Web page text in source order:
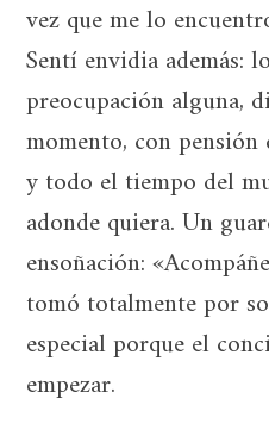
vez que me lo
Sentí envidia además:
preocupación alguna,
momento, con
y todo el tiempo del
adonde quiera. Un
ensoñación:
tomó totalmente por
especial porque el
empezar.